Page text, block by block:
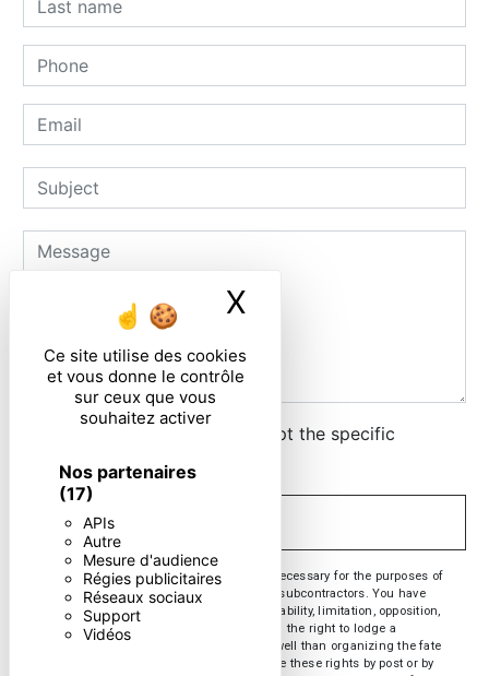
Ce site utilise des cookies
et vous donne le contrôle
sur ceux que vous
souhaitez activer
Nos partenaires
(17)
APIs
Autre
Mesure d'audience
Régies publicitaires
Réseaux sociaux
Support
Vidéos
X
By checking this box, I accept the specific
conditions below **
** The personal data communicated are necessary for the purposes of
contacting you. They are intended and its subcontractors. You have
rights of access, rectification, erasure, portability, limitation, opposition,
withdrawal of your consent at any time and the right to lodge a
complaint with a supervisory authority, as well than organizing the fate
of your post-mortem data. You can exercise these rights by post or by